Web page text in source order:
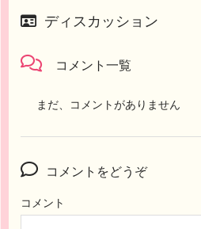
ディスカッション
コメント一覧
まだ、コメントがありません
コメントをどうぞ
コメント